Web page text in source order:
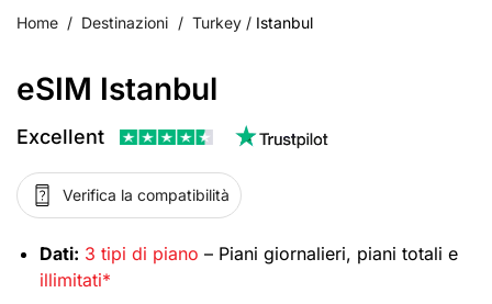
Home / Destinazioni / Turkey / Istanbul
eSIM Istanbul
Excellent
Verifica la compatibilità
Dati: 3 tipi di piano – Piani giornalieri, piani totali e
illimitati*